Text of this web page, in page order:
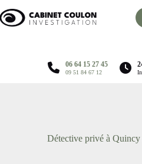
au
contenu
06 64 15 27 45
09 51 84 67 12
Détective privé à Quincy